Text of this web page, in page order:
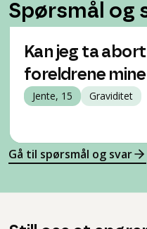
Spørsmål og
Kan jeg ta
foreldrene
Jente, 15 Graviditet
Gå til spørsmål og svar